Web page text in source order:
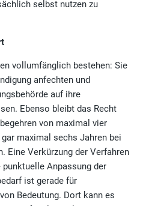
selbst nutzen zu
vollumfänglich bestehen: Sie
anfechten und
auf ihre
Ebenso bleibt das Recht
von maximal vier
maximal sechs Jahren bei
Eine Verkürzung der Verfahren
Anpassung der
ist gerade für
Bedeutung. Dort kann es